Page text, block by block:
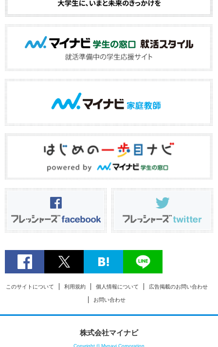
このサイトについて 利用規約 個人情報について 広告掲載のお問い合わせ
お問い合わせ
株式会社マイナビ
Copyright © Mynavi Corporation